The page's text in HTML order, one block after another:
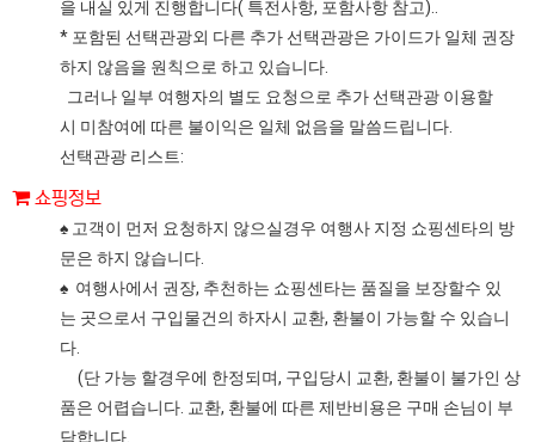
을 내실 있게 진행합니다( 특전사항, 포함사항 참고)..
* 포함된 선택관광외 다른 추가 선택관광은 가이드가 일체 권장
하지 않음을 원칙으로 하고 있습니다.
그러나 일부 여행자의 별도 요청으로 추가 선택관광 이용할
시 미참여에 따른 불이익은 일체 없음을 말씀드립니다.
선택관광 리스트:
쇼핑정보
♠ 고객이 먼저 요청하지 않으실경우 여행사 지정 쇼핑센타의 방
문은 하지 않습니다.
♠ 여행사에서 권장, 추천하는 쇼핑센타는 품질을 보장할수 있
는 곳으로서 구입물건의 하자시 교환, 환불이 가능할 수 있습니
다.
(단 가능 할경우에 한정되며, 구입당시 교환, 환불이 불가인 상
품은 어렵습니다. 교환, 환불에 따른 제반비용은 구매 손님이 부
담합니다.